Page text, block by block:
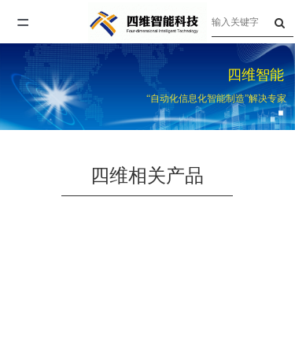
=
首页
关于四维
产品与服务
四维智能
“自动化信息化智能制造”解决专家
四维相关产品